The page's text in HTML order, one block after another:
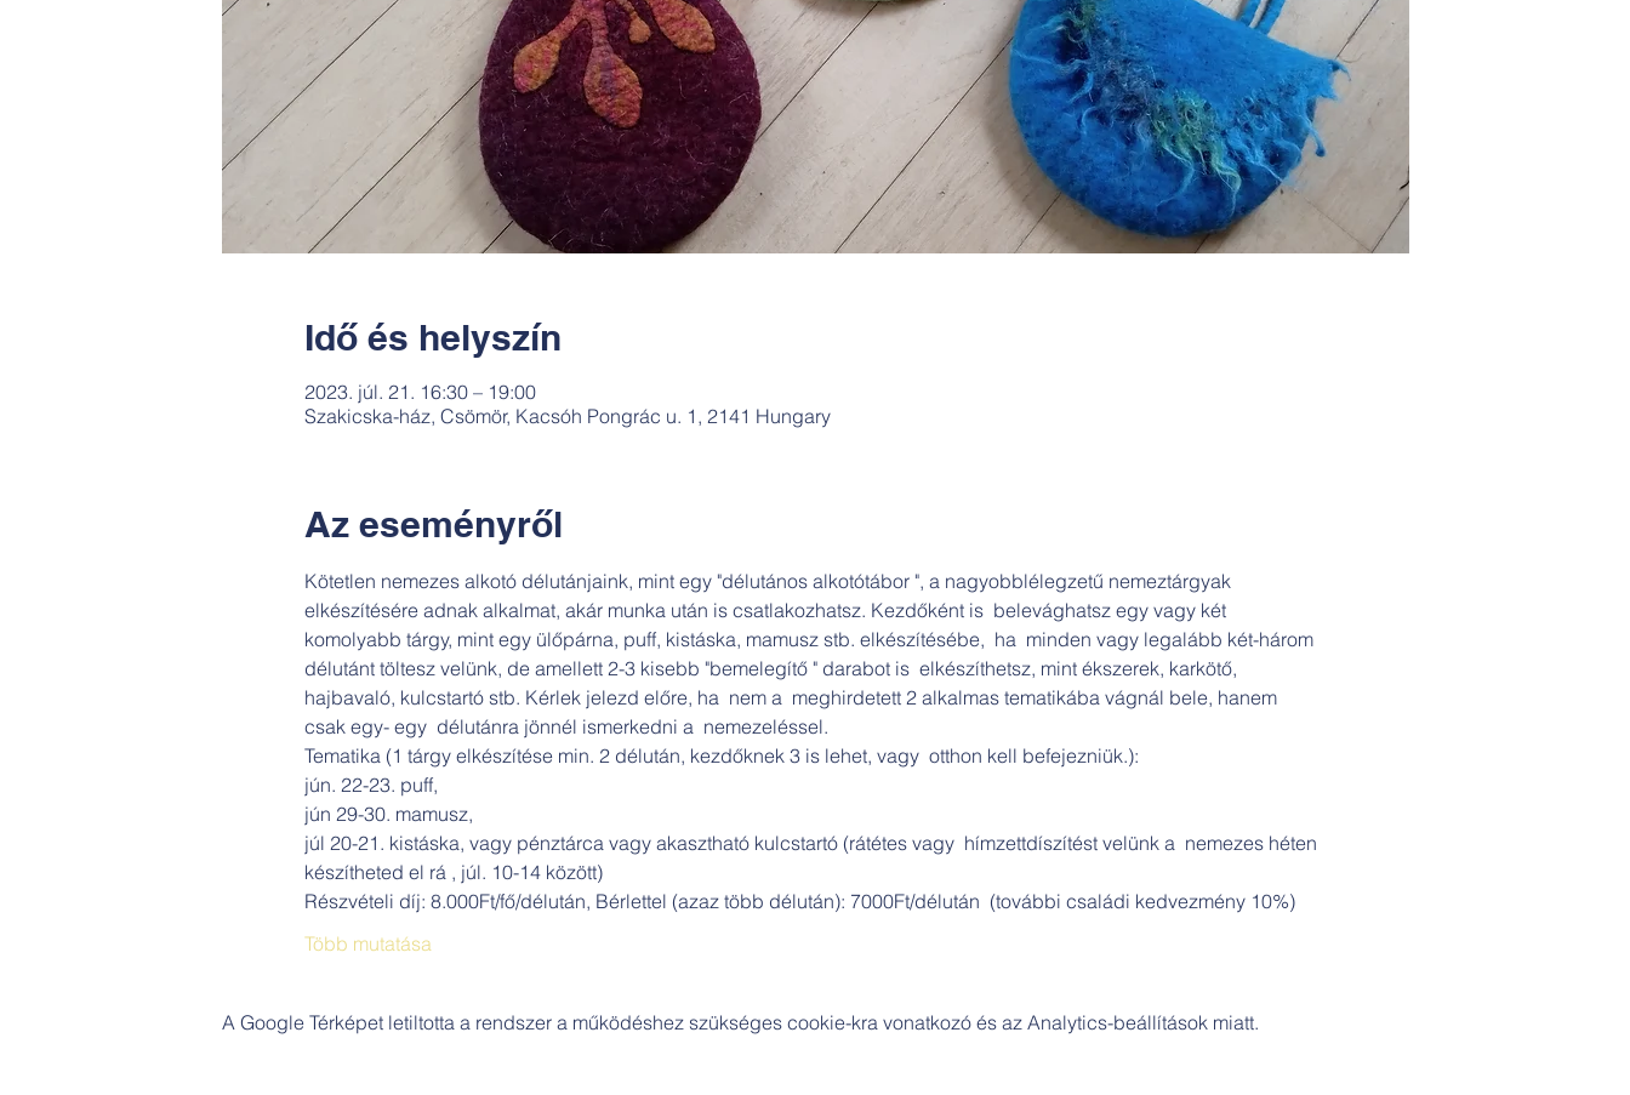
Idő és helyszín
2023. júl. 21. 16:30 – 19:00
Szakicska-ház, Csömör, Kacsóh Pongrác u. 1, 2141 Hungary
Az eseményről
Kötetlen nemezes alkotó délutánjaink, mint egy "délutános alkotótábor ", a nagyobblélegzetű nemeztárgyak
elkészítésére adnak alkalmat, akár munka után is csatlakozhatsz. Kezdőként is  belevághatsz egy vagy két
komolyabb tárgy, mint egy ülőpárna, puff, kistáska, mamusz stb. elkészítésébe,  ha  minden vagy legalább két-három
délutánt töltesz velünk, de amellett 2-3 kisebb "bemelegítő " darabot is  elkészíthetsz, mint ékszerek, karkötő,
hajbavaló, kulcstartó stb. Kérlek jelezd előre, ha  nem a  meghirdetett 2 alkalmas tematikába vágnál bele, hanem
csak egy- egy  délutánra jönnél ismerkedni a  nemezeléssel.
Tematika (1 tárgy elkészítése min. 2 délután, kezdőknek 3 is lehet, vagy  otthon kell befejezniük.):
jún. 22-23. puff,
jún 29-30. mamusz,
júl 20-21. kistáska, vagy pénztárca vagy akasztható kulcstartó (rátétes vagy  hímzettdíszítést velünk a  nemezes héten
készítheted el rá , júl. 10-14 között)
Részvételi díj: 8.000Ft/fő/délután, Bérlettel (azaz több délután): 7000Ft/délután  (további családi kedvezmény 10%)
Több mutatása
A Google Térképet letiltotta a rendszer a működéshez szükséges cookie-kra vonatkozó és az Analytics-beállítások miatt.